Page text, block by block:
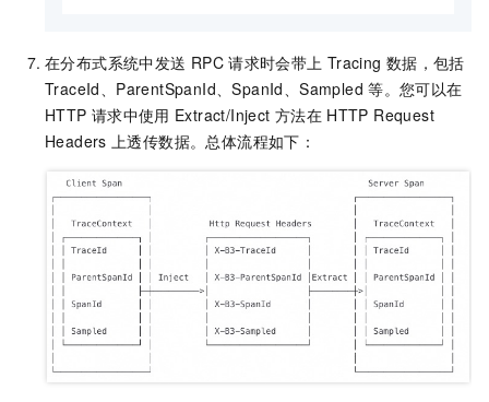
在分布式系统中发送 RPC 请求时会带上 Tracing 数据，包括
TraceId、ParentSpanId、SpanId、Sampled 等。您可以在
HTTP 请求中使用 Extract/Inject 方法在 HTTP Request
Headers 上透传数据。总体流程如下：